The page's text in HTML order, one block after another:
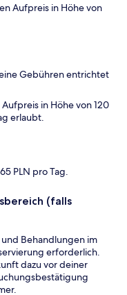
Aufpreis in Höhe von
Gebühren entrichtet
in Höhe von 120
erlaubt.
PLN pro Tag.
(falls
Behandlungen im
erforderlich.
dazu vor deiner